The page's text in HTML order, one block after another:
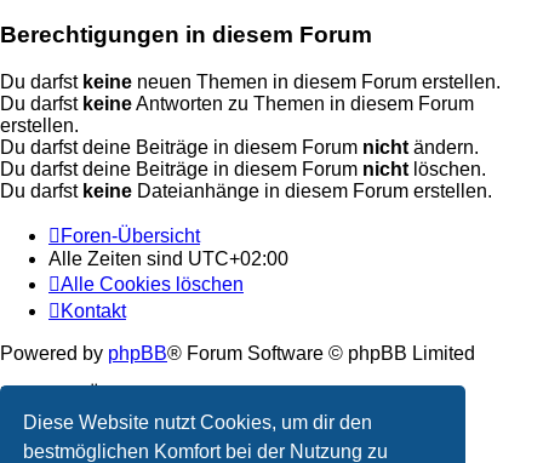
Diese Website nutzt Cookies, um dir den
bestmöglichen Komfort bei der Nutzung zu
Berechtigungen in diesem Forum
Du darfst keine neuen Themen in diesem Forum erstellen.
Du darfst keineAntworten zu Themen in diesem Forum
erstellen.
Du darfst deine Beiträge in diesem Forum nicht ändern.
Du darfst deine Beiträge in diesem Forum nicht löschen.
Du darfst keine Dateianhänge in diesem Forum erstellen.
Foren-Übersicht
Alle Zeiten sind UTC+02:00
Alle Cookies löschen
Kontakt
Powered by phpBB® Forum Software © phpBB Limited
Deutsche Übersetzung durch
Datenschutz |Nutzungsbedingungen